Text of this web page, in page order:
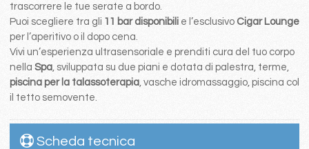
trascorrere le tue serate a bordo.
Puoi scegliere tra gli 11 bar disponibilie l’esclusivo Cigar Lounge
per l’aperitivo o il dopo cena.
Vivi un’esperienza ultrasensoriale e prenditi cura del tuo corpo
nella Spa, sviluppata su due piani e dotata di palestra, terme,
piscina per la talassoterapia, vasche idromassaggio, piscina col
il tetto semovente.
Scheda tecnica